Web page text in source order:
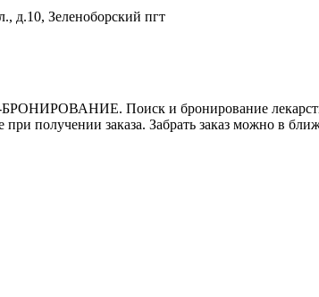
д.10, Зеленоборский пгт
Поиск и бронирование
получении заказа. Забрать заказ можно в